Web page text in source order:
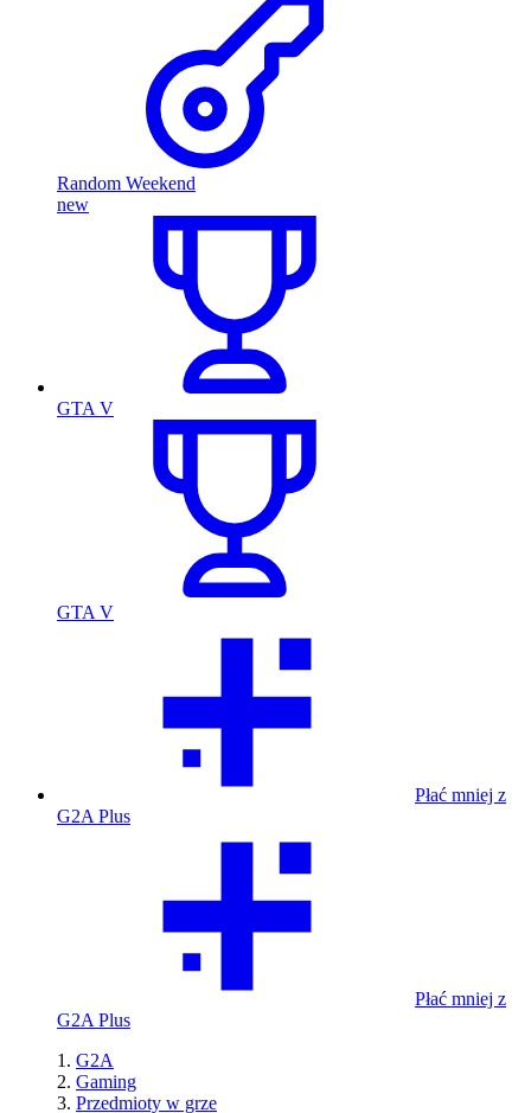
Random Weekend
new
GTA V
GTA V
Płać mniej z
G2A Plus
Płać mniej z
G2A Plus
G2A
Gaming
Przedmioty w grze